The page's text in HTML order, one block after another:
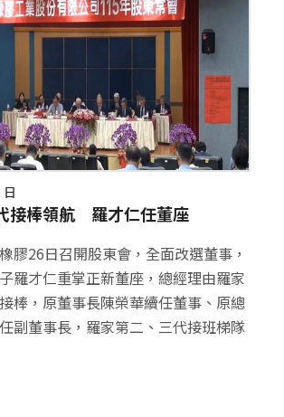
接棒領航 羅才仁任董座
膠26日召開股東會，全面改選董事，
羅才仁重掌正新董座，總經理由羅家
棒，原董事長陳榮華續任董事、原總
副董事長，羅家第二、三代接班梯隊